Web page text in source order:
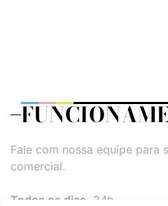
Fale com nossa equipe para
comercial.
Todos os dias, 24h.